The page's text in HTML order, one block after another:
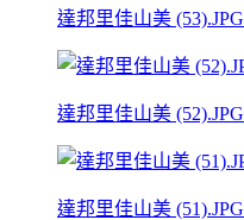
達邦里佳山美 (53).JPG
達邦里佳山美 (52).JPG
達邦里佳山美 (51).JPG